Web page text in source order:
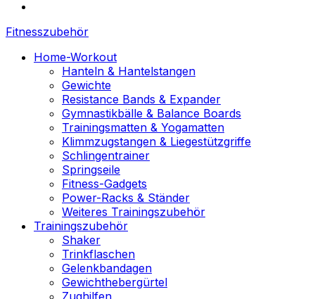
Fitnesszubehör
Home-Workout
Hanteln & Hantelstangen
Gewichte
Resistance Bands & Expander
Gymnastikbälle & Balance Boards
Trainingsmatten & Yogamatten
Klimmzugstangen & Liegestützgriffe
Schlingentrainer
Springseile
Fitness-Gadgets
Power-Racks & Ständer
Weiteres Trainingszubehör
Trainingszubehör
Shaker
Trinkflaschen
Gelenkbandagen
Gewichthebergürtel
Zughilfen